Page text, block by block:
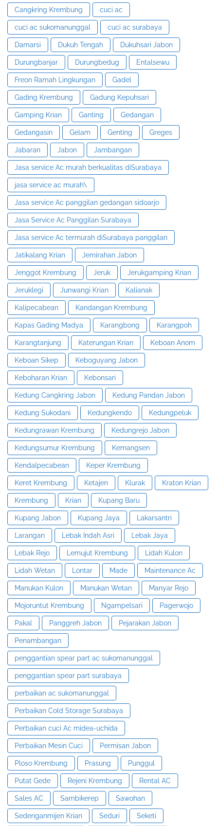
Cangkring Krembung cuci ac
cuci ac sukomanunggal cuci ac surabaya
Damarsi Dukuh Tengah Dukuhsari Jabon
Durungbanjar Durungbedug Entalsewu
Freon Ramah Lingkungan Gadel
Gading Krembung Gadung Kepuhsari
Gamping Krian Ganting Gedangan
Gedangasin Gelam Genting Greges
Jabaran Jabon Jambangan
Jasa service Ac murah berkualitas diSurabaya
jasa service ac murah\
Jasa service Ac panggilan gedangan sidoarjo
Jasa Service Ac Panggilan Surabaya
Jasa service Ac termurah diSurabaya panggilan
Jatikalang Krian Jemirahan Jabon
Jenggot Krembung Jeruk Jerukgamping Krian
Jeruklegi Junwangi Krian Kalianak
Kalipecabean Kandangan Krembung
Kapas Gading Madya Karangbong Karangpoh
Karangtanjung Katerungan Krian Keboan Anom
Keboan Sikep Keboguyang Jabon
Keboharan Krian Kebonsari
Kedung Cangkring Jabon Kedung Pandan Jabon
Kedung Sukodani Kedungkendo Kedungpeluk
Kedungrawan Krembung Kedungrejo Jabon
Kedungsumur Krembung Kemangsen
Kendalpecabean Keper Krembung
Keret Krembung Ketajen Klurak Kraton Krian
Krembung Krian Kupang Baru
Kupang Jabon Kupang Jaya Lakarsantri
Larangan Lebak Indah Asri Lebak Jaya
Lebak Rejo Lemujut Krembung Lidah Kulon
Lidah Wetan Lontar Made Maintenance Ac
Manukan Kulon Manukan Wetan Manyar Rejo
Mojoruntut Krembung Ngampelsari Pagerwojo
Pakal Panggreh Jabon Pejarakan Jabon
Penambangan
penggantian spear part ac sukomanunggal
penggantian spear part surabaya
perbaikan ac sukomanunggal
Perbaikan Cold Storage Surabaya
Perbaikan cuci Ac midea-uchida
Perbaikan Mesin Cuci Permisan Jabon
Ploso Krembung Prasung Punggul
Putat Gede Rejeni Krembung Rental AC
Sales AC Sambikerep Sawohan
Sedenganmijen Krian Seduri Seketi